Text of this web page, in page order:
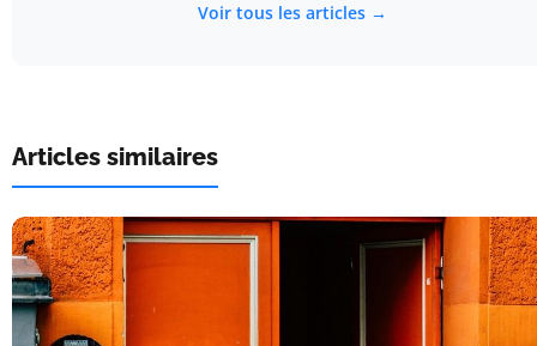
Voir tous les articles →
Articles similaires